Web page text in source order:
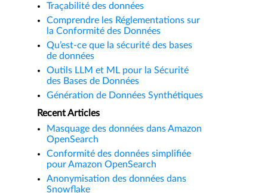
Traçabilité des données
Comprendre les Réglementations sur
la Conformité des Données
Qu’est-ce que la sécurité des bases
de données
Outils LLM et ML pour la Sécurité
des Bases de Données
Génération de Données Synthétiques
Recent Articles
Masquage des données dans Amazon
OpenSearch
Conformité des données simplifiée
pour Amazon OpenSearch
Anonymisation des données dans
Snowflake